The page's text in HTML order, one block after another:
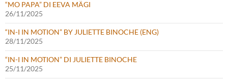
“MO PAPA” DI EEVA MÄGI
26/11/2025
“IN-I IN MOTION” BY JULIETTE BINOCHE (ENG)
28/11/2025
“IN-I IN MOTION” DI JULIETTE BINOCHE
25/11/2025